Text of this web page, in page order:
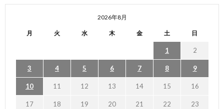
2026年8月
月 火 水 木 金 土 日
1 2
3 4 5 6 7 8 9
10 11 12 13 14 15 16
17 18 19 20 21 22 23